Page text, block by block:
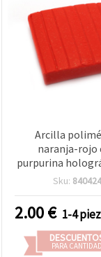
Arcilla
naranja-rojo
purpurina
g
Sku: 840424
2.00€ 1-4
PARA CANTIDAD